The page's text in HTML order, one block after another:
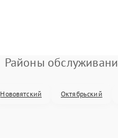
Районы
Нововятский Октябрьский